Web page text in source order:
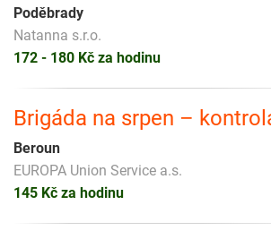
Poděbrady
Natanna s.r.o.
172 - 180 Kč za hodinu
Brigáda na srpen –
Beroun
EUROPA Union Service a.s.
145 Kč za hodinu